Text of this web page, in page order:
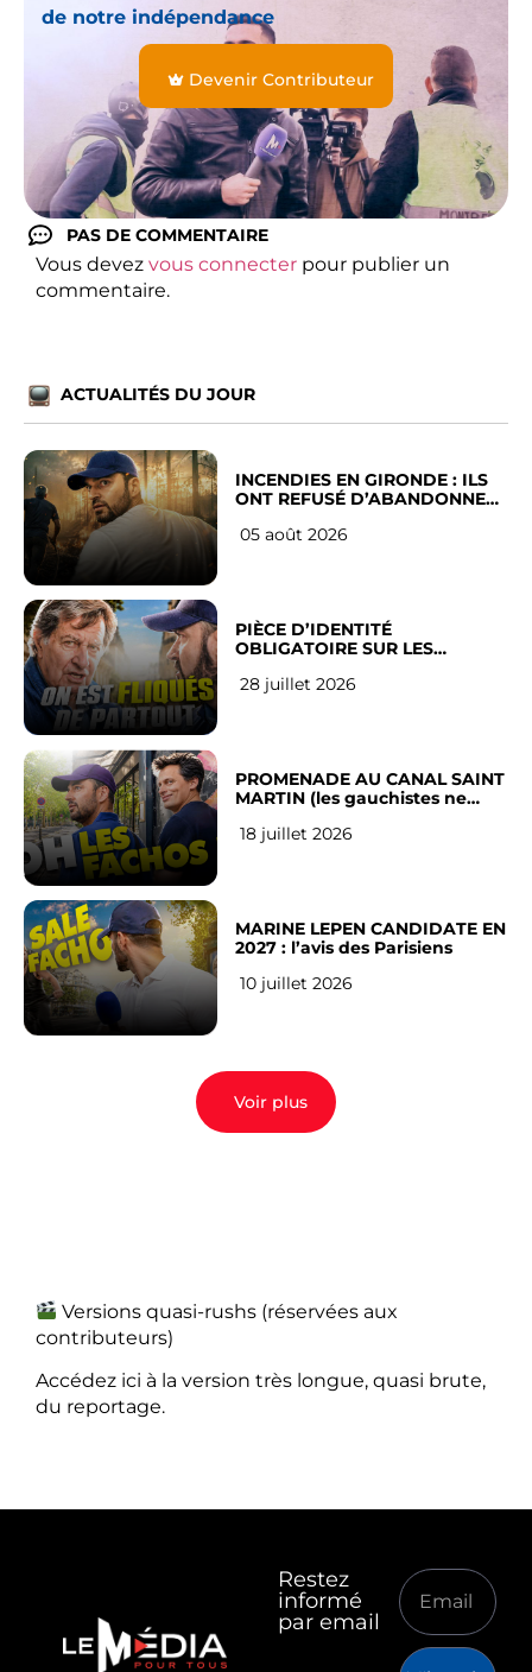
de notre indépendance
Devenir Contributeur
PAS DE COMMENTAIRE
Vous devez vous connecter pour publier un
commentaire.
ACTUALITÉS DU JOUR
INCENDIES EN GIRONDE : ILS
ONT REFUSÉ D’ABANDONNER
05 août 2026
PIÈCE D’IDENTITÉ
OBLIGATOIRE SUR LES
Français
28 juillet 2026
PROMENADE AU CANAL SAINT
MARTIN (les gauchistes ne
18 juillet 2026
MARINE LEPEN CANDIDATE EN
2027 : l’avis des Parisiens
10 juillet 2026
Voir plus
Versions quasi-rushs (réservées aux
contributeurs)
Accédez ici à la version très longue, quasi brute,
du reportage.
Restez
informé
par email